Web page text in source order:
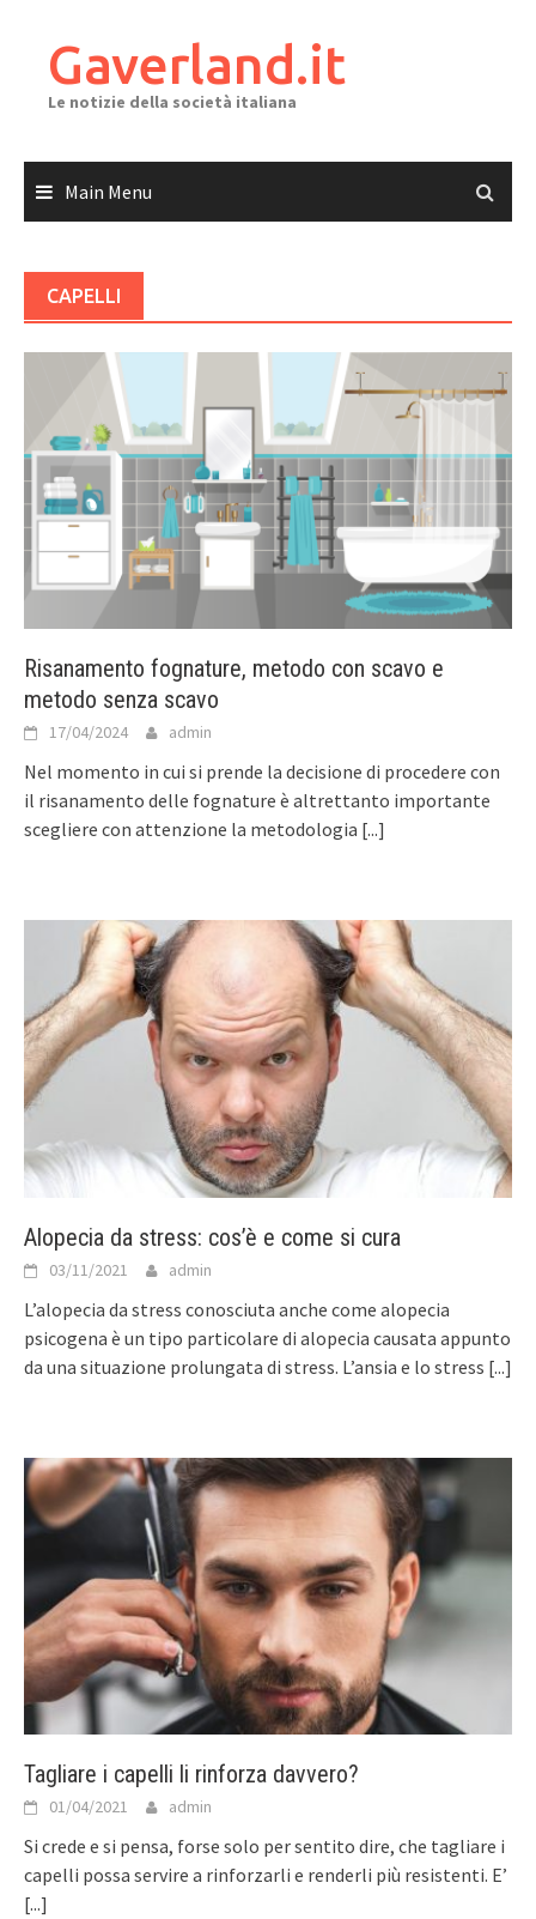
contentGaverland.it
Le notizie della società italiana
Main Menu
CAPELLI
Risanamento fognature, metodo con scavo e
metodo senza scavo
17/04/2024 admin
Nel momento in cui si prende la decisione di procedere con
il risanamento delle fognature è altrettanto importante
scegliere con attenzione la metodologia [...]
Alopecia da stress: cos’è e come si cura
03/11/2021 admin
L’alopecia da stress conosciuta anche come alopecia
psicogena è un tipo particolare di alopecia causata appunto
da una situazione prolungata di stress. L’ansia e lo stress [...]
Tagliare i capelli li rinforza davvero?
01/04/2021 admin
Si crede e si pensa, forse solo per sentito dire, che tagliare i
capelli possa servire a rinforzarli e renderli più resistenti. E’
[...]